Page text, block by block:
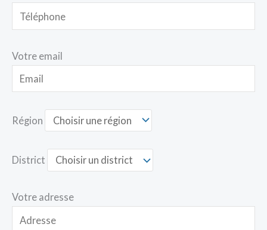
Votre email
Région
District
Votre adresse